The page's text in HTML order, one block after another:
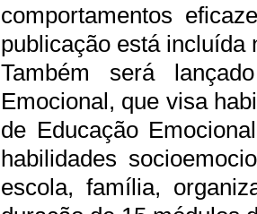
comportamentos
publicação está incluída
Também será
Emocional, que visa
de Educação
habilidades
escola, família,